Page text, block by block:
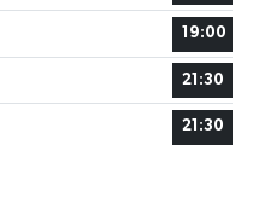
19:00
21:30
21:30